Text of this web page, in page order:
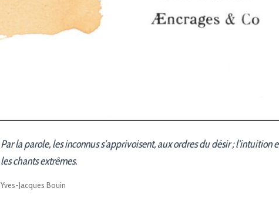
Par la parole, les inconnus s’apprivoisent, aux ordres du désir ; l’intuition
les chants extrêmes.
Yves-Jacques Bouin